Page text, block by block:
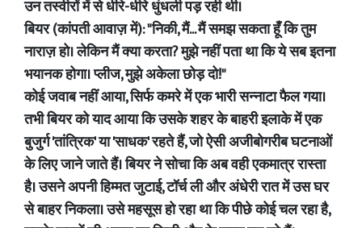
उन तस्वीरों में से धीरे-धीरे धुंधली पड़ रही थी।
बियर (कांपती आवाज़ में): "निकी, मैं... मैं समझ सकता हूँ कि तुम
नाराज़ हो। लेकिन मैं क्या करता? मुझे नहीं पता था कि ये सब इतना
भयानक होगा। प्लीज, मुझे अकेला छोड़ दो!"
कोई जवाब नहीं आया, सिर्फ कमरे में एक भारी सन्नाटा फैल गया।
तभी बियर को याद आया कि उसके शहर के बाहरी इलाके में एक
बुजुर्ग 'तांत्रिक' या 'साधक' रहते हैं, जो ऐसी अजीबोगरीब घटनाओं
के लिए जाने जाते हैं। बियर ने सोचा कि अब वही एकमात्र रास्ता
है। उसने अपनी हिम्मत जुटाई, टॉर्च ली और अंधेरी रात में उस घर
से बाहर निकला। उसे महसूस हो रहा था कि पीछे कोई चल रहा है,